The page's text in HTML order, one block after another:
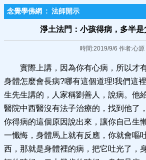
念覺學佛網 : 法師開示
淨土法門：小孩得病，多半
時間:2019/9/6 作者:心源
實際上講，因為你有心病，所以才
身體怎麼會長病?哪有這個道理!我們這
生先生講的，人家稱劉善人，說病。他
醫院中西醫沒有法子治療的，找到他了
你得病的這個原因說出來，讓你自己生
一懺悔，身體馬上就有反應，你就會嘔
西，那就是身體裡的病，把它吐光了，